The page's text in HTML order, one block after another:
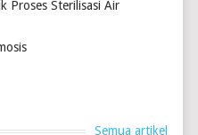
Proses Sterilisasi Air
Semua artikel